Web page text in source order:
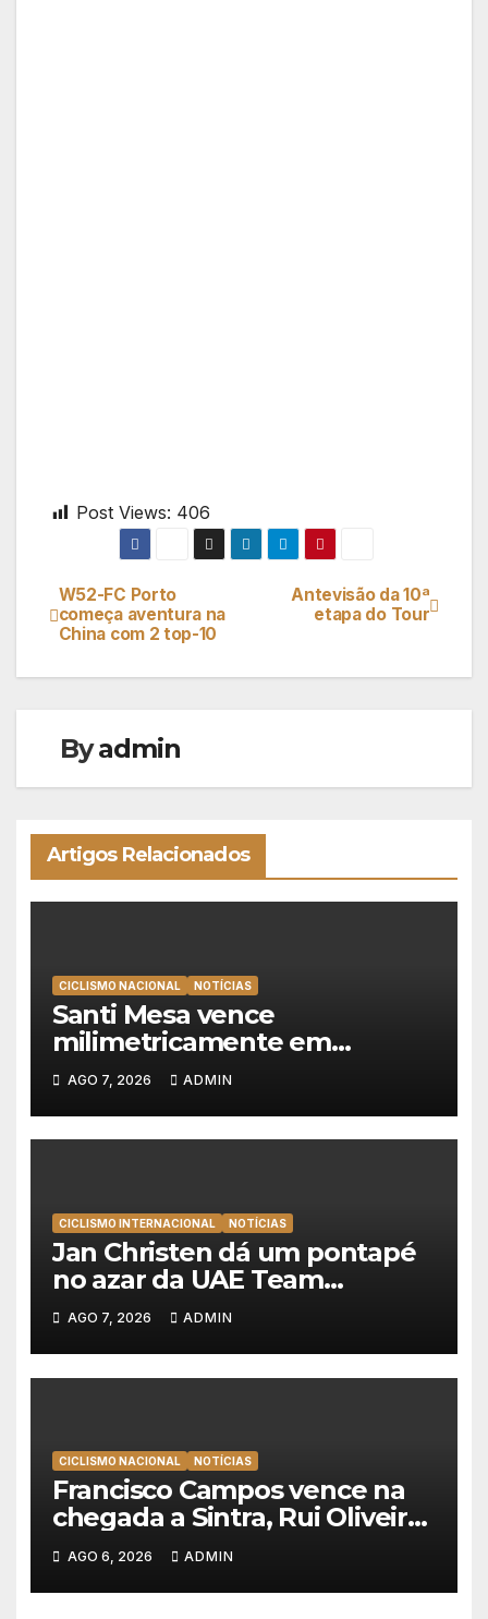
Post Views: 406
Navegação
de
Antevisão da 10ª
etapa do Tour
W52-FC Porto
começa aventura na
China com 2 top-10
Byadmin
Artigos Relacionados
CICLISMO NACIONAL NOTÍCIAS
Santi Mesa vence
milimetricamente em
Albufeira, Rui Oliveira
mantém a amarela da Volta a
Portugal
AGO 7, 2026 ADMIN
CICLISMO INTERNACIONAL NOTÍCIAS
Jan Christen dá um pontapé
no azar da UAE Team
Emirates e vence na Volta a
Polónia
AGO 7, 2026 ADMIN
CICLISMO NACIONAL NOTÍCIAS
Francisco Campos vence na
chegada a Sintra, Rui Oliveira
veste de amarelo na Volta a
Portugal
AGO 6, 2026 ADMIN